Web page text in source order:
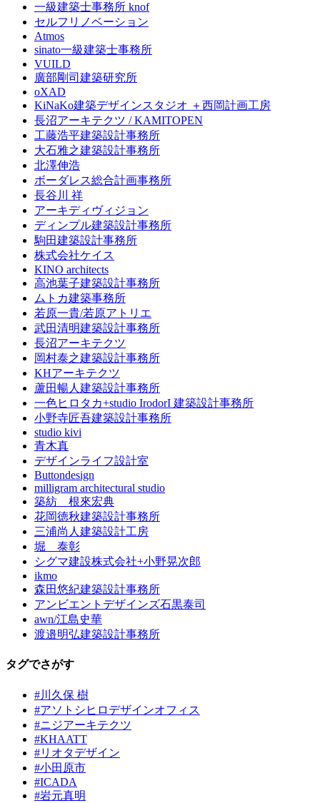
一級建築士事務所 knof
セルフリノベーション
Atmos
sinato一級建築士事務所
VUILD
廣部剛司建築研究所
oXAD
KiNaKo建築デザインスタジオ ＋西岡計画工房
長沼アーキテクツ / KAMITOPEN
工藤浩平建築設計事務所
大石雅之建築設計事務所
北澤伸浩
ボーダレス総合計画事務所
長谷川 祥
アーキディヴィジョン
ディンプル建築設計事務所
駒田建築設計事務所
株式会社ケイス
KINO architects
高池葉子建築設計事務所
ムトカ建築事務所
若原一貴/若原アトリエ
武田清明建築設計事務所
長沼アーキテクツ
岡村泰之建築設計事務所
KHアーキテクツ
蘆田暢人建築設計事務所
一色ヒロタカ+studio IrodorI 建築設計事務所
小野寺匠吾建築設計事務所
studio kivi
青木真
デザインライフ設計室
Buttondesign
milligram architectural studio
築紡 根來宏典
花岡徳秋建築設計事務所
三浦尚人建築設計工房
堀 泰彰
シグマ建設株式会社+小野晃次郎
ikmo
森田悠紀建築設計事務所
アンビエントデザインズ石黒泰司
awn/江島史華
渡邉明弘建築設計事務所
タグでさがす
#川久保 樹
#アソトシヒロデザインオフィス
#ニジアーキテクツ
#KHAATT
#リオタデザイン
#小田原市
#ICADA
#岩元真明